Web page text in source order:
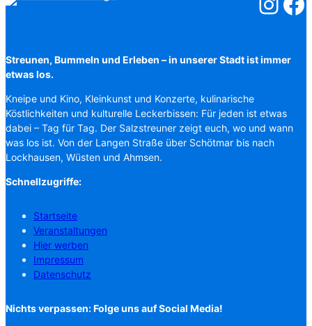
Streunen, Bummeln und Erleben – in unserer Stadt ist immer
etwas los.
Kneipe und Kino, Kleinkunst und Konzerte, kulinarische
Köstlichkeiten und kulturelle Leckerbissen: Für jeden ist etwas
dabei – Tag für Tag. Der Salzstreuner zeigt euch, wo und wann
was los ist. Von der Langen Straße über Schötmar bis nach
Lockhausen, Wüsten und Ahmsen.
Schnellzugriffe:
Startseite
Veranstaltungen
Hier werben
Impressum
Datenschutz
Nichts verpassen: Folge uns auf Social Media!